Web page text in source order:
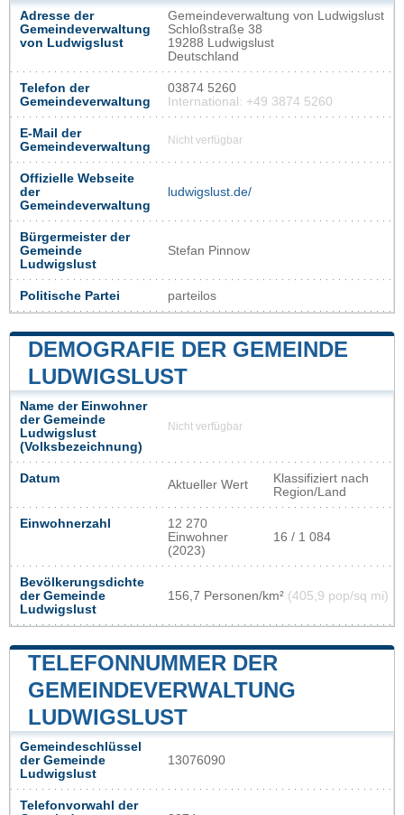
Adresse der
Gemeindeverwaltung
von Ludwigslust
Gemeindeverwaltung von Ludwigslust
Schloßstraße 38
19288 Ludwigslust
Deutschland
Telefon der
Gemeindeverwaltung
03874 5260
International: +49 3874 5260
E-Mail der
Gemeindeverwaltung
Nicht verfügbar
Offizielle Webseite
der
Gemeindeverwaltung
ludwigslust.de/
Bürgermeister der
Gemeinde
Ludwigslust
Stefan Pinnow
Politische Partei parteilos
DEMOGRAFIE DER GEMEINDE
LUDWIGSLUST
Name der Einwohner
der Gemeinde
Ludwigslust
(Volksbezeichnung)
Nicht verfügbar
Datum Aktueller Wert
Klassifiziert nach
Region/Land
Einwohnerzahl
12 270
Einwohner
(2023)
16 / 1 084
Bevölkerungsdichte
der Gemeinde
Ludwigslust
156,7 Personen/km² (405,9 pop/sq mi)
TELEFONNUMMER DER
GEMEINDEVERWALTUNG
LUDWIGSLUST
Gemeindeschlüssel
der Gemeinde
Ludwigslust
13076090
Telefonvorwahl der